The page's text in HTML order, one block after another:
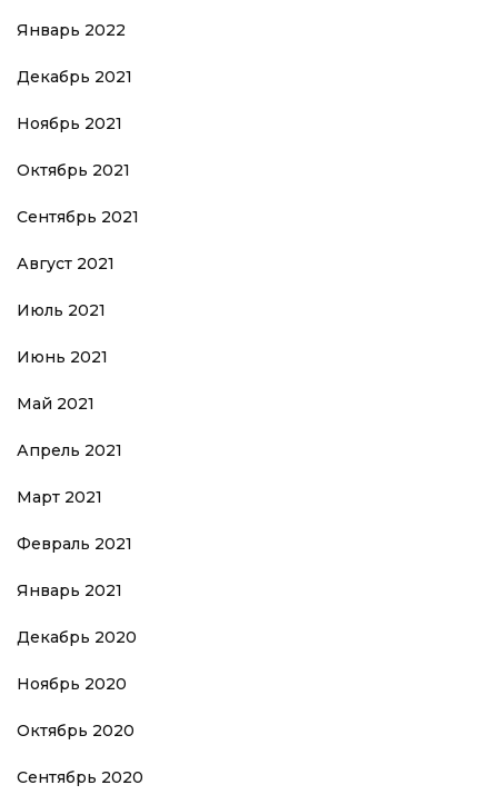
Январь 2022
Декабрь 2021
Ноябрь 2021
Октябрь 2021
Сентябрь 2021
Август 2021
Июль 2021
Июнь 2021
Май 2021
Апрель 2021
Март 2021
Февраль 2021
Январь 2021
Декабрь 2020
Ноябрь 2020
Октябрь 2020
Сентябрь 2020